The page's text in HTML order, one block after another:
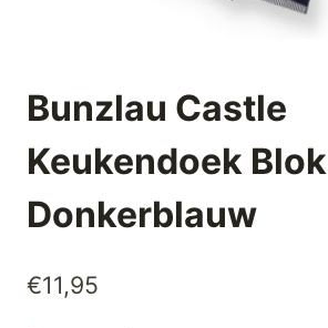
Bunzlau Castle
Keukendoek Blok
Donkerblauw
€11,95